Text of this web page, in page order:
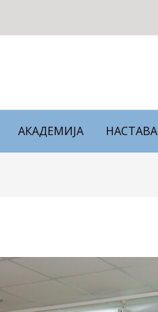
АКАДЕМИЈА НАСТАВА